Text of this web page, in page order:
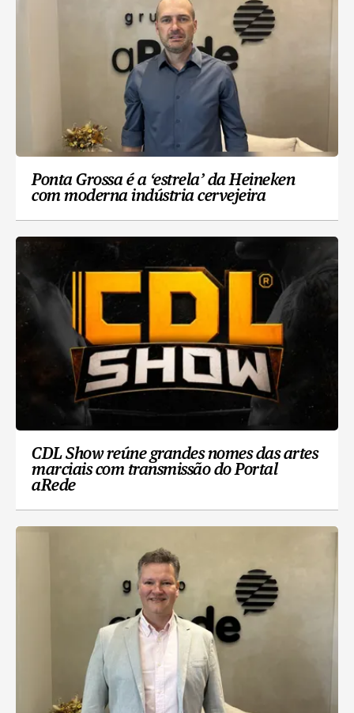
Ponta Grossa é a ‘estrela’ da Heineken
com moderna indústria cervejeira
CDL Show reúne grandes nomes das artes
marciais com transmissão do Portal
aRede